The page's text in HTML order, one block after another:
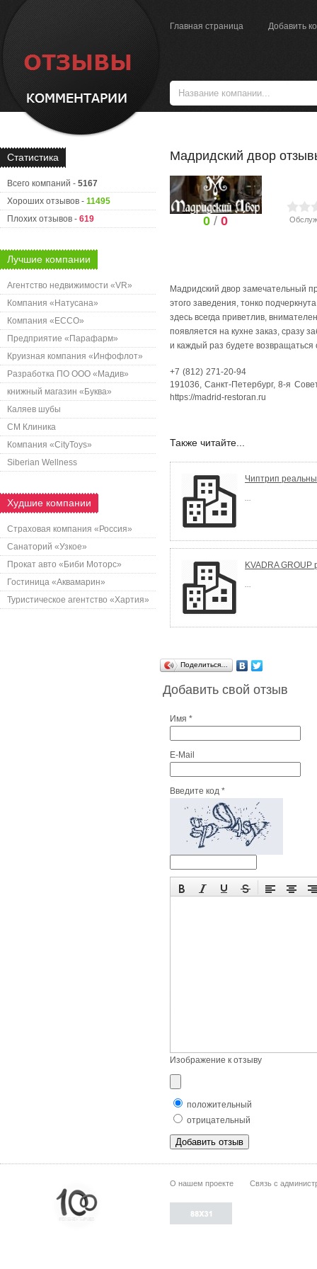
Главная страница Добавить
Статистика
Всего компаний - 5167
Хороших отзывов - 11495
Плохих отзывов - 619
Лучшие компании
Агентство недвижимости «VR»
Компания «Натусана»
Компания «ECCO»
Предприятие «Парафарм»
Круизная компания «Инфофлот»
Разработка ПО ООО «Мадив»
книжный магазин «Буква»
Каляев шубы
СМ Клиника
Компания «CityToys»
Siberian Wellness
Худшие компании
Страховая компания «Россия»
Санаторий «Узкое»
Прокат авто «Биби Моторс»
Гостиница «Аквамарин»
Туристическое агентство «Хартия»
Мадридский двор
0 /0
Мадридский двор замечательный
этого заведения, тонко
здесь всегда приветлив,
появляется на кухне заказ, сразу
и каждый раз будете возвращаться
+7 (812) 271-20-94
191036, Санкт-Петербург, 8-я
https://madrid-restoran.ru
Также читайте...
Чиптрип
...
KVADRA
...
Поделиться…
Добавить свой отзыв
Имя *
E-Mail
Введите код *
Изображение к отзыву
положительный
отрицательный
О нашем проекте Связь с